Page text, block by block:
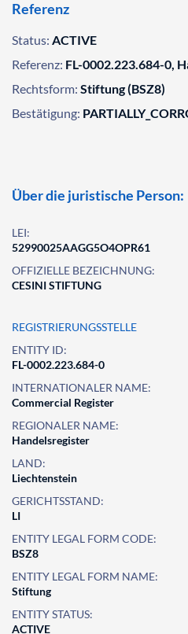
Referenz
Status: ACTIVE
Referenz: FL-0002.223.684-0,
Rechtsform: Stiftung (BSZ8)
Bestätigung:
Über die juristische Person:
LEI:
52990025AAGG5O4OPR61
OFFIZIELLE BEZEICHNUNG:
CESINI STIFTUNG
REGISTRIERUNGSSTELLE
ENTITY ID:
FL-0002.223.684-0
INTERNATIONALER NAME:
Commercial Register
REGIONALER NAME:
Handelsregister
LAND:
Liechtenstein
GERICHTSSTAND:
LI
ENTITY LEGAL FORM CODE:
BSZ8
ENTITY LEGAL FORM NAME:
Stiftung
ENTITY STATUS:
ACTIVE